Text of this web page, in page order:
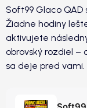
Soft99 Glaco
Žiadne hodiny
aktivujete
obrovský rozdiel –
sa deje pred vami.